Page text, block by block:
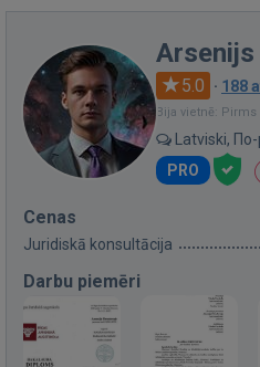
Arsenijs
5.0 · 188
Bija vietnē: Pirms
Latviski,
PRO
Cenas
Juridiskā konsultācija
Darbu piemēri